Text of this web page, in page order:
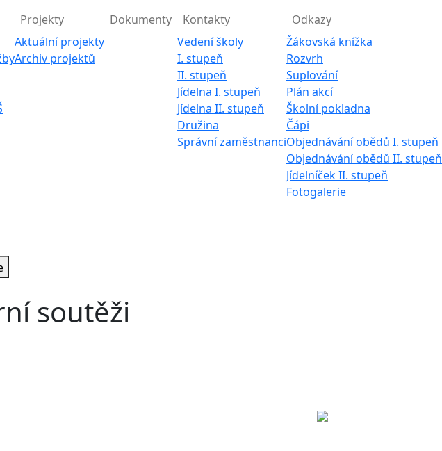
Projekty
Aktuální projekty
Archiv projektů
Dokumenty
Kontakty
Vedení školy
I. stupeň
II. stupeň
Jídelna I. stupeň
Jídelna II. stupeň
Družina
Správní zaměstnanci
Odkazy
Žákovská knížka
Rozvrh
Suplování
Plán akcí
Školní pokladna
Čápi
Objednávání obědů I. stupeň
Objednávání obědů II. stupeň
Jídelníček II. stupeň
Fotogalerie
soutěži